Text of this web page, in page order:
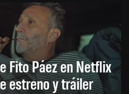
Fito Páez en Netflix
estreno y tráiler